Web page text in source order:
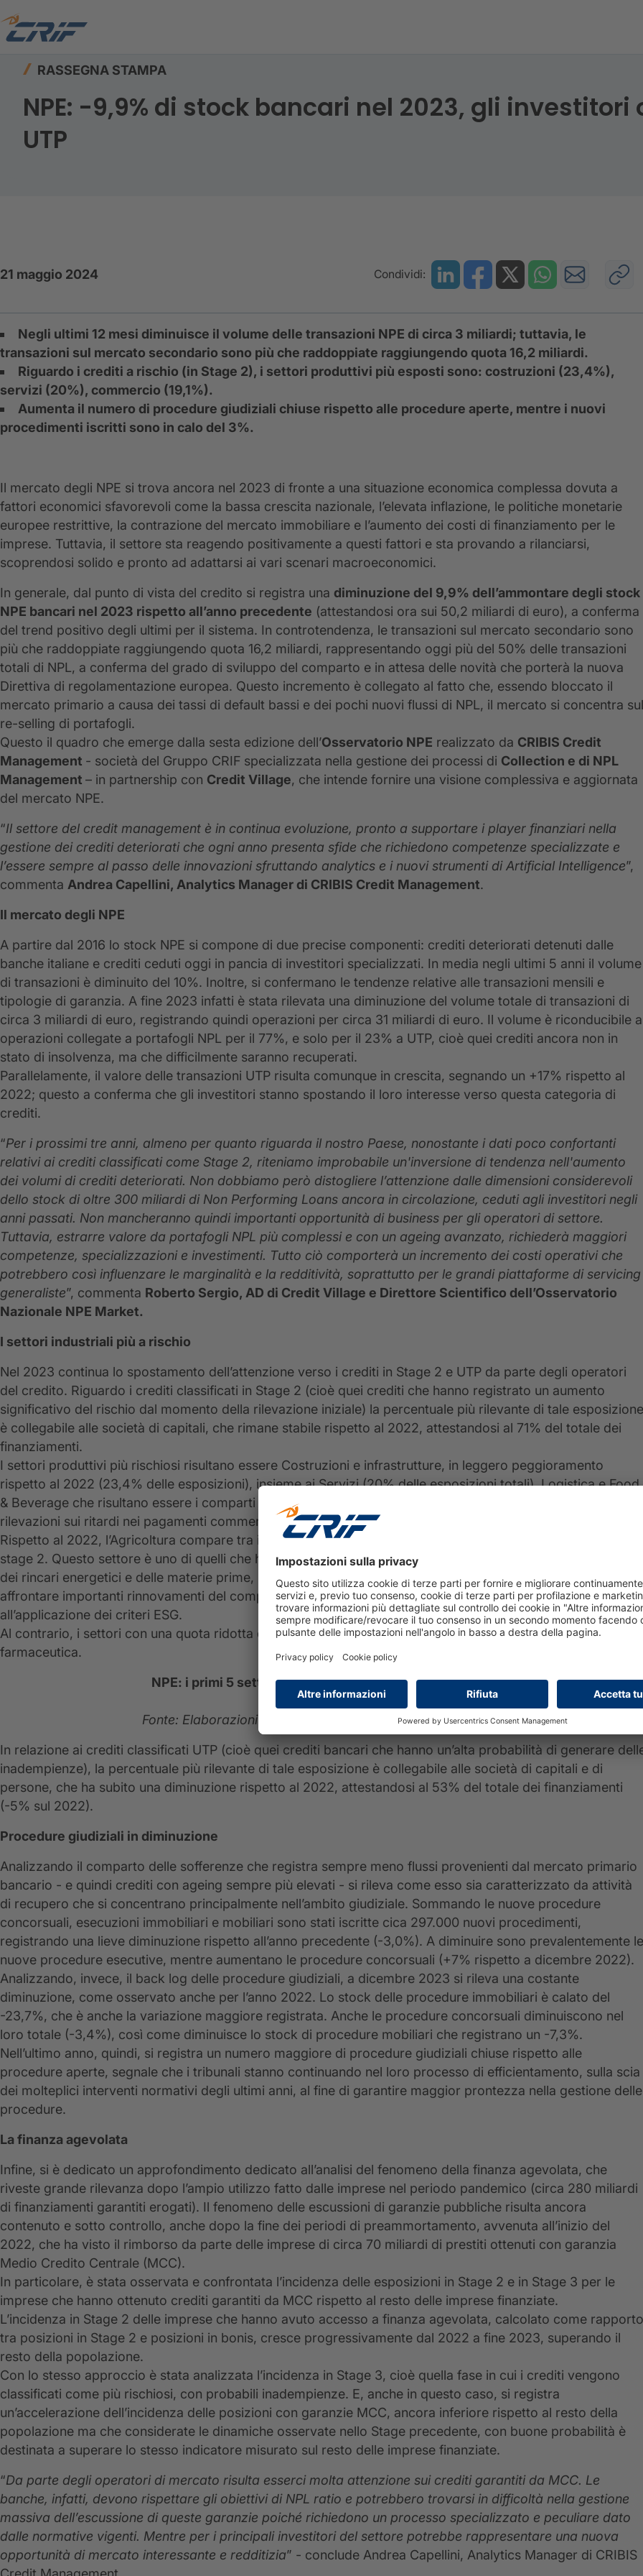
Home
RASSEGNA STAMPA
NPE: -9,9% di stock bancari nel 2023, gli
UTP
21 maggio 2024 Condividi:
Negli ultimi 12 mesi diminuisce il volume delle transazioni NPE di circa 3 miliardi; tuttavia, le
transazioni sul mercato secondario sono più che raddoppiate raggiungendo quota 16,2 miliardi.
Riguardo i crediti a rischio (in Stage 2), i settori produttivi più esposti sono: costruzioni (23,4%),
servizi (20%), commercio (19,1%).
Aumenta il numero di procedure giudiziali chiuse rispetto alle procedure aperte, mentre i nuovi
procedimenti iscritti sono in calo del 3%.
Il mercato degli NPE si trova ancora nel 2023 di fronte a una situazione economica complessa dovuta a
fattori economici sfavorevoli come la bassa crescita nazionale, l’elevata inflazione, le politiche monetarie
europee restrittive, la contrazione del mercato immobiliare e l’aumento dei costi di finanziamento per le
imprese. Tuttavia, il settore sta reagendo positivamente a questi fattori e sta provando a rilanciarsi,
scoprendosi solido e pronto ad adattarsi ai vari scenari macroeconomici.
In generale, dal punto di vista del credito si registra una diminuzione del 9,9% dell’ammontare degli stock
NPE bancari nel 2023 rispetto all’anno precedente (attestandosi ora sui 50,2 miliardi di euro), a conferma
del trend positivo degli ultimi per il sistema. In controtendenza, le transazioni sul mercato secondario sono
più che raddoppiate raggiungendo quota 16,2 miliardi, rappresentando oggi più del 50% delle transazioni
totali di NPL, a conferma del grado di sviluppo del comparto e in attesa delle novità che porterà la nuova
Direttiva di regolamentazione europea. Questo incremento è collegato al fatto che, essendo bloccato il
mercato primario a causa dei tassi di default bassi e dei pochi nuovi flussi di NPL, il mercato si concentra sul
re-selling di portafogli.
Questo il quadro che emerge dalla sesta edizione dell’Osservatorio NPE realizzato da CRIBIS Credit
Management - società del Gruppo CRIF specializzata nella gestione dei processi di Collection e di NPL
Management – in partnership con Credit Village, che intende fornire una visione complessiva e aggiornata
del mercato NPE.
“Il settore del credit management è in continua evoluzione, pronto a supportare i player finanziari nella
gestione dei crediti deteriorati che ogni anno presenta sfide che richiedono competenze specializzate e
l’essere sempre al passo delle innovazioni sfruttando analytics e i nuovi strumenti di Artificial Intelligence”,
commenta Andrea Capellini, Analytics Manager di CRIBIS Credit Management.
Il mercato degli NPE
A partire dal 2016 lo stock NPE si compone di due precise componenti: crediti deteriorati detenuti dalle
banche italiane e crediti ceduti oggi in pancia di investitori specializzati. In media negli ultimi 5 anni il volume
di transazioni è diminuito del 10%. Inoltre, si confermano le tendenze relative alle transazioni mensili e
tipologie di garanzia. A fine 2023 infatti è stata rilevata una diminuzione del volume totale di transazioni di
circa 3 miliardi di euro, registrando quindi operazioni per circa 31 miliardi di euro. Il volume è riconducibile a
operazioni collegate a portafogli NPL per il 77%, e solo per il 23% a UTP, cioè quei crediti ancora non in
stato di insolvenza, ma che difficilmente saranno recuperati.
Parallelamente, il valore delle transazioni UTP risulta comunque in crescita, segnando un +17% rispetto al
2022; questo a conferma che gli investitori stanno spostando il loro interesse verso questa categoria di
crediti.
“Per i prossimi tre anni, almeno per quanto riguarda il nostro Paese, nonostante i dati poco confortanti
relativi ai crediti classificati come Stage 2, riteniamo improbabile un'inversione di tendenza nell'aumento
dei volumi di crediti deteriorati. Non dobbiamo però distogliere l’attenzione dalle dimensioni considerevoli
dello stock di oltre 300 miliardi di Non Performing Loans ancora in circolazione, ceduti agli investitori negli
anni passati. Non mancheranno quindi importanti opportunità di business per gli operatori di settore.
Tuttavia, estrarre valore da portafogli NPL più complessi e con un ageing avanzato, richiederà maggiori
competenze, specializzazioni e investimenti. Tutto ciò comporterà un incremento dei costi operativi che
potrebbero così influenzare le marginalità e la redditività, soprattutto per le grandi piattaforme di servicing
generaliste”, commenta Roberto Sergio, AD di Credit Village e Direttore Scientifico dell’Osservatorio
Nazionale NPE Market.
I settori industriali più a rischio
Nel 2023 continua lo spostamento dell’attenzione verso i crediti in Stage 2 e UTP da parte degli operatori
del credito. Riguardo i crediti classificati in Stage 2 (cioè quei crediti che hanno registrato un aumento
significativo del rischio dal momento della rilevazione iniziale) la percentuale più rilevante di tale esposizione
è collegabile alle società di capitali, che rimane stabile rispetto al 2022, attestandosi al 71% del totale dei
finanziamenti.
I settori produttivi più rischiosi risultano essere Costruzioni e infrastrutture, in leggero peggioramento
rispetto al 2022 (23,4% delle esposizioni), insieme ai Servizi (20% delle esposizioni totali), Logistica e Food
& Beverage che risultano essere i comparti più sottopressione, analisi confermata anche dalle più recenti
rilevazioni sui ritardi nei pagamenti commerciali.
Rispetto al 2022, l’Agricoltura compare tra i settori a maggior rischio registrando un 9,5% di esposizione in
stage 2. Questo settore è uno di quelli che ha sofferto maggiormente gli effetti economici della pandemia,
dei rincari energetici e delle materie prime, incrementando il proprio indebitamento. Inoltre, si trova a dover
affrontare importanti rinnovamenti del comparto dovute alle nuove politiche europee del Green Deal e
all’applicazione dei criteri ESG.
Al contrario, i settori con una quota ridotta di esposizione rimangono quelli di estrazione Oil&Gas, chimica e
farmaceutica.
NPE: i primi 5 settori per quota di esposizioni in Stage 2
Fonte: Elaborazioni CRIF (Periodo di analisi: dicembre 2023)
In relazione ai crediti classificati UTP (cioè quei crediti bancari che hanno un’alta probabilità di generare
inadempienze), la percentuale più rilevante di tale esposizione è collegabile alle società di capitali e di
persone, che ha subito una diminuzione rispetto al 2022, attestandosi al 53% del totale dei finanziamenti
(-5% sul 2022).
Procedure giudiziali in diminuzione
Analizzando il comparto delle sofferenze che registra sempre meno flussi provenienti dal mercato primario
bancario - e quindi crediti con ageing sempre più elevati - si rileva come esso sia caratterizzato da attività
di recupero che si concentrano principalmente nell’ambito giudiziale. Sommando le nuove procedure
concorsuali, esecuzioni immobiliari e mobiliari sono stati iscritte cica 297.000 nuovi procedimenti,
registrando una lieve diminuzione rispetto all’anno precedente (-3,0%). A diminuire sono prevalentemente le
nuove procedure esecutive, mentre aumentano le procedure concorsuali (+7% rispetto a dicembre 2022).
Analizzando, invece, il back log delle procedure giudiziali, a dicembre 2023 si rileva una costante
diminuzione, come osservato anche per l’anno 2022. Lo stock delle procedure immobiliari è calato del
-23,7%, che è anche la variazione maggiore registrata. Anche le procedure concorsuali diminuiscono nel
loro totale (-3,4%), così come diminuisce lo stock di procedure mobiliari che registrano un -7,3%.
Nell’ultimo anno, quindi, si registra un numero maggiore di procedure giudiziali chiuse rispetto alle
procedure aperte, segnale che i tribunali stanno continuando nel loro processo di efficientamento, sulla scia
dei molteplici interventi normativi degli ultimi anni, al fine di garantire maggior prontezza nella gestione delle
procedure.
La finanza agevolata
Infine, si è dedicato un approfondimento dedicato all’analisi del fenomeno della finanza agevolata, che
riveste grande rilevanza dopo l’ampio utilizzo fatto dalle imprese nel periodo pandemico (circa 280 miliardi
di finanziamenti garantiti erogati). Il fenomeno delle escussioni di garanzie pubbliche risulta ancora
contenuto e sotto controllo, anche dopo la fine dei periodi di preammortamento, avvenuta all’inizio del
2022, che ha visto il rimborso da parte delle imprese di circa 70 miliardi di prestiti ottenuti con garanzia
Medio Credito Centrale (MCC).
In particolare, è stata osservata e confrontata l’incidenza delle esposizioni in Stage 2 e in Stage 3 per le
imprese che hanno ottenuto crediti garantiti da MCC rispetto al resto delle imprese finanziate.
L’incidenza in Stage 2 delle imprese che hanno avuto accesso a finanza agevolata, calcolato come rapporto
tra posizioni in Stage 2 e posizioni in bonis, cresce progressivamente dal 2022 a fine 2023, superando il
resto della popolazione.
Con lo stesso approccio è stata analizzata l’incidenza in Stage 3, cioè quella fase in cui i crediti vengono
classificati come più rischiosi, con probabili inadempienze. E, anche in questo caso, si registra
un’accelerazione dell’incidenza delle posizioni con garanzie MCC, ancora inferiore rispetto al resto della
popolazione ma che considerate le dinamiche osservate nello Stage precedente, con buone probabilità è
destinata a superare lo stesso indicatore misurato sul resto delle imprese finanziate.
“Da parte degli operatori di mercato risulta esserci molta attenzione sui crediti garantiti da MCC. Le
banche, infatti, devono rispettare gli obiettivi di NPL ratio e potrebbero trovarsi in difficoltà nella gestione
massiva dell’escussione di queste garanzie poiché richiedono un processo specializzato e peculiare dato
dalle normative vigenti. Mentre per i principali investitori del settore potrebbe rappresentare una nuova
opportunità di mercato interessante e redditizia” - conclude Andrea Capellini, Analytics Manager di CRIBIS